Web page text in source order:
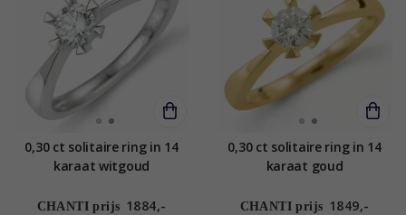
0,30 ct solitaire ring in 14
karaat witgoud
CHANTI prijs 1884,-
0,30 ct solitaire ring in 14
karaat goud
CHANTI prijs 1849,-